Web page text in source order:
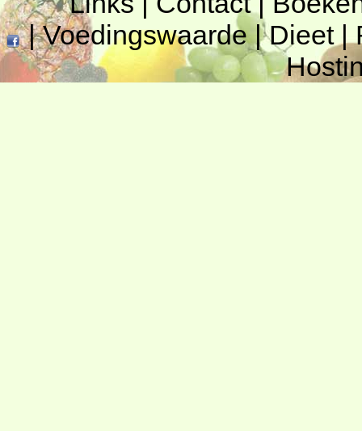
|Voedingswaarde|Dieet|